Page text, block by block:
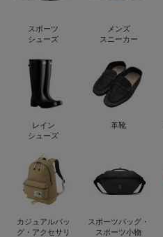
スポーツ
シューズ
メンズ
スニーカー
レイン
シューズ
革靴
カジュアルバッ
グ・アクセサリ
スポーツバッグ・
スポーツ小物